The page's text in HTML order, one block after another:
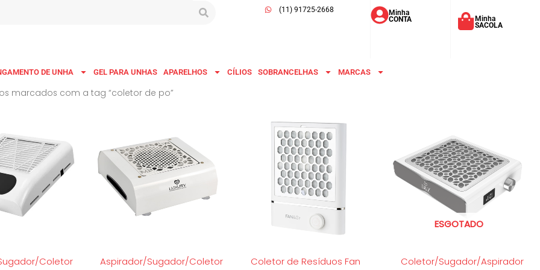
(11) 91725-2668 Minha
CONTA Minha
SACOLA
DE UNHA GEL PARA UNHAS APARELHOS CÍLIOS SOBRANCELHAS MARCAS
marcados com a tag “coletor de po”
Coletor
Aspirador/Sugador/Coletor
Coletor de Resíduos Fan
ESGOTADO
Coletor/Sugador/Aspirador